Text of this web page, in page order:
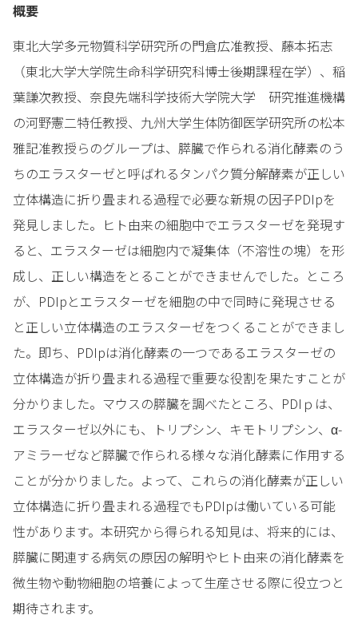
概要
東北大学多元物質科学研究所の門倉広准教授、藤本拓志
（東北大学大学院生命科学研究科博士後期課程在学）、稲
葉謙次教授、奈良先端科学技術大学院大学 研究推進機構
の河野憲二特任教授、九州大学生体防御医学研究所の松本
雅記准教授らのグループは、膵臓で作られる消化酵素のう
ちのエラスターゼと呼ばれるタンパク質分解酵素が正しい
立体構造に折り畳まれる過程で必要な新規の因子PDIpを
発見しました。ヒト由来の細胞中でエラスターゼを発現す
ると、エラスターゼは細胞内で凝集体（不溶性の塊）を形
成し、正しい構造をとることができませんでした。ところ
が、PDIpとエラスターゼを細胞の中で同時に発現させる
と正しい立体構造のエラスターゼをつくることができまし
た。即ち、PDIpは消化酵素の一つであるエラスターゼの
立体構造が折り畳まれる過程で重要な役割を果たすことが
分かりました。マウスの膵臓を調べたところ、PDIｐは、
エラスターゼ以外にも、トリプシン、キモトリプシン、α-
アミラーゼなど膵臓で作られる様々な消化酵素に作用する
ことが分かりました。よって、これらの消化酵素が正しい
立体構造に折り畳まれる過程でもPDIpは働いている可能
性があります。本研究から得られる知見は、将来的には、
膵臓に関連する病気の原因の解明やヒト由来の消化酵素を
微生物や動物細胞の培養によって生産させる際に役立つと
期待されます。